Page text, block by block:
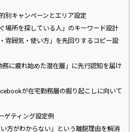
別キャンペーンとエリア設定
場所を探している人」のキーワード設計
雰囲気・使い方」を先回りするコピー設
に疲れ始めた潜在層」に先行認知を届け
が在宅勤務層の掘り起こしに向いて
ゲティング設定例
方がわからない」という離脱理由を解消